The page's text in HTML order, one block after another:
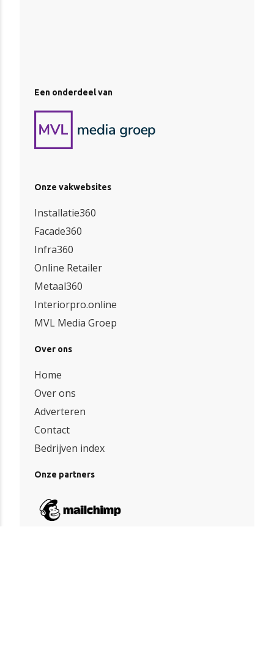
Een onderdeel van
Onze vakwebsites
Installatie360
Facade360
Infra360
Online Retailer
Metaal360
Interiorpro.online
MVL Media Groep
Over ons
Home
Over ons
Adverteren
Contact
Bedrijven index
Onze partners